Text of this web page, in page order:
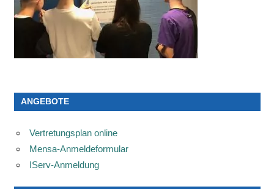
ANGEBOTE
Vertretungsplan online
Mensa-Anmeldeformular
IServ-Anmeldung